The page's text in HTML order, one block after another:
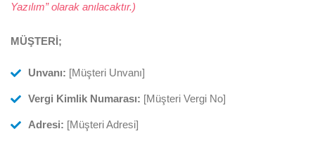
Yazılım” olarak anılacaktır.)
MÜŞTERİ;
Unvanı: [Müşteri Unvanı]
Vergi Kimlik Numarası: [Müşteri Vergi No]
Adresi: [Müşteri Adresi]